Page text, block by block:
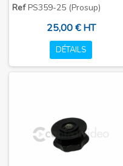
RefPS359-25 (Prosup)
25,00 € HT
DÉTAILS